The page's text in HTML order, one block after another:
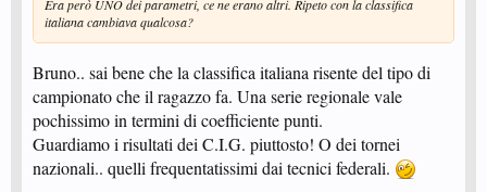
Era però UNO dei parametri, ce ne erano altri. Ripeto con la classifica
italiana cambiava qualcosa?
Bruno.. sai bene che la classifica italiana risente del tipo di
campionato che il ragazzo fa. Una serie regionale vale
pochissimo in termini di coefficiente punti.
Guardiamo i risultati dei C.I.G. piuttosto! O dei tornei
nazionali.. quelli frequentatissimi dai tecnici federali.